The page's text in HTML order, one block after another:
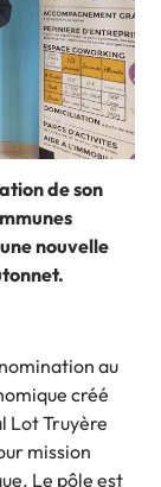
de son
nouvelle
au
créé
Lot Truyère
mission
Le pôle est